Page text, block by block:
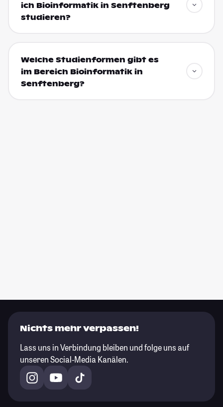
ich Bioinformatik in Senftenberg
studieren?
Welche Studienformen gibt es
im Bereich Bioinformatik in
Senftenberg?
Nichts mehr verpassen!
Lass uns in Verbindung bleiben und folge uns auf
unseren Social-Media Kanälen.